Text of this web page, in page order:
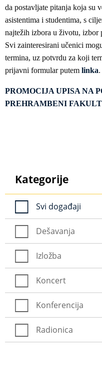
da postavljate pitanja koja su
asistentima i studentima, s
najtežih izbora u životu, izbor
Svi zainteresirani učenici
termina, uz potvrdu za koji
prijavni formular putem linka.
PROMOCIJA UPISA NA
PREHRAMBENI
Kategorije
Svi događaji
Dešavanja
Izložba
Koncert
Konferencija
Radionica